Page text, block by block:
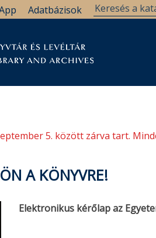
Adatbázisok
5. között zárva tart.
A KÖNYVRE!
Elektronikus kérőlap az